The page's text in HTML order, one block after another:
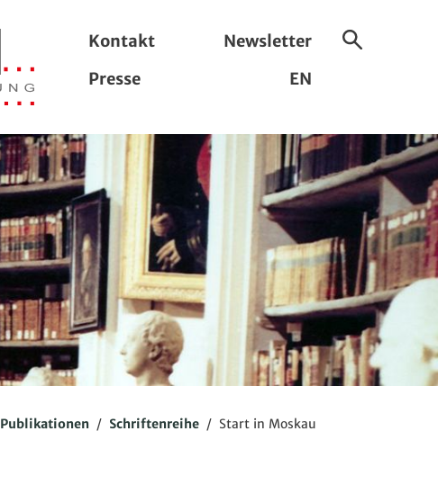
Kontakt
Newsletter
Presse
EN
Publikationen / Schriftenreihe / Start in Moskau